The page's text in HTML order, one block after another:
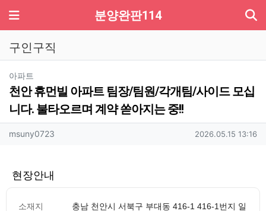
메뉴 분양완판114
구인구직
아파트
천안 휴먼빌 아파트 팀장/팀원/각개팀/사이드 모십
니다. 불타오르며 계약 쏟아지는 중!!
작성자 정보
msuny0723 작성일
2026.05.15 13:16
현장안내
소재지
충남 천안시 서북구 부대동 416-1 416-1번지 일